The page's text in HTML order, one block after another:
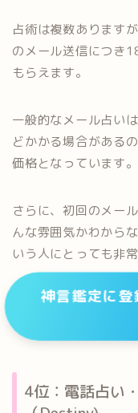
占術は複数あります
のメール送信につき
もらえます。
一般的なメール占い
どかかる場合がある
価格となっています。
さらに、初回のメー
んな雰囲気かわから
いう人にとっても非
神言鑑定に
4位：電話占い